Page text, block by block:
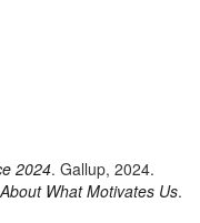
2024. Gallup, 2024.
What Motivates Us.